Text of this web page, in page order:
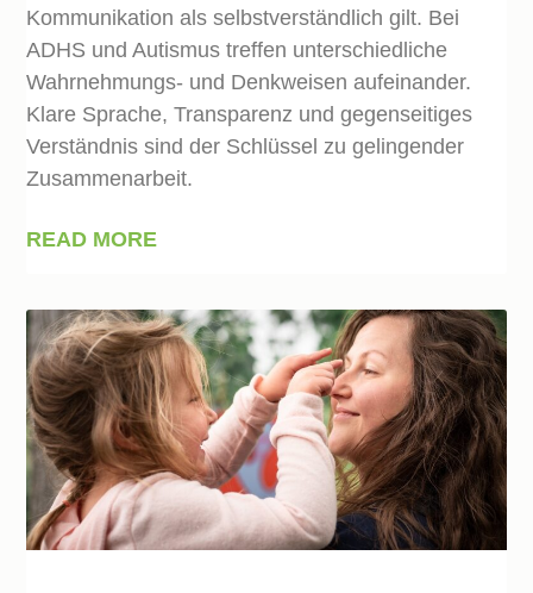
Kommunikation als selbstverständlich gilt. Bei
ADHS und Autismus treffen unterschiedliche
Wahrnehmungs- und Denkweisen aufeinander.
Klare Sprache, Transparenz und gegenseitiges
Verständnis sind der Schlüssel zu gelingender
Zusammenarbeit.
READ MORE